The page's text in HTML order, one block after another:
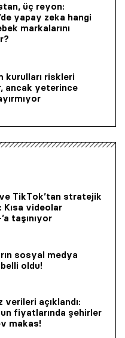
üç reyon:
yapay zeka hangi
markalarını
kurulları riskleri
ancak yeterince
TikTok’tan stratejik
Kısa videolar
taşınıyor
sosyal medya
oldu!
verileri açıklandı:
fiyatlarında şehirler
makas!